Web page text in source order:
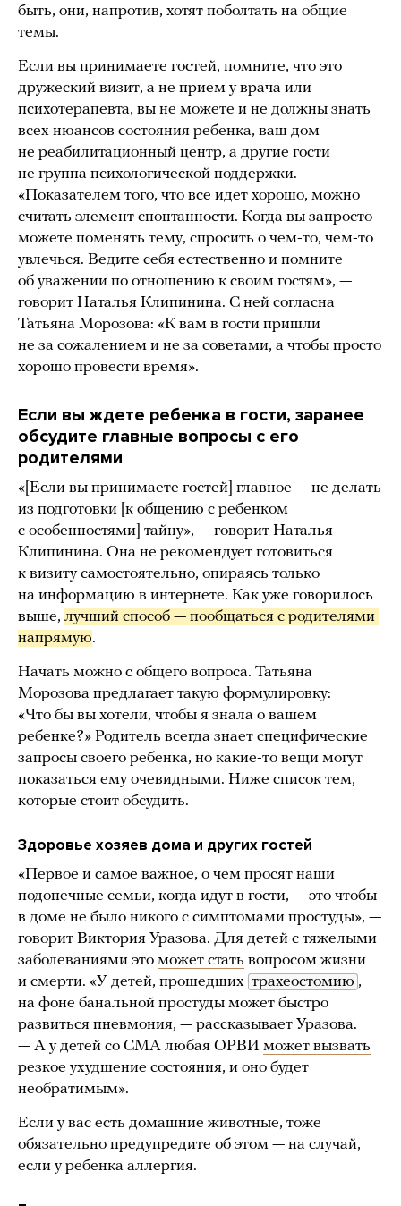
быть, они, напротив, хотят поболтать на общие
темы.
Если вы принимаете гостей, помните, что это
дружеский визит, а не прием у врача или
психотерапевта, вы не можете и не должны знать
всех нюансов состояния ребенка, ваш дом
не реабилитационный центр, а другие гости
не группа психологической поддержки.
«Показателем того, что все идет хорошо, можно
считать элемент спонтанности. Когда вы запросто
можете поменять тему, спросить о чем-то, чем-то
увлечься. Ведите себя естественно и помните
об уважении по отношению к своим гостям», —
говорит Наталья Клипинина. С ней согласна
Татьяна Морозова: «К вам в гости пришли
не за сожалением и не за советами, а чтобы просто
хорошо провести время».
Если вы ждете ребенка в гости, заранее
обсудите главные вопросы с его
родителями
«[Если вы принимаете гостей] главное — не делать
из подготовки [к общению с ребенком
с особенностями] тайну», — говорит Наталья
Клипинина. Она не рекомендует готовиться
к визиту самостоятельно, опираясь только
на информацию в интернете. Как уже говорилось
выше, лучший способ — пообщаться с родителями
напрямую.
Начать можно с общего вопроса. Татьяна
Морозова предлагает такую формулировку:
«Что бы вы хотели, чтобы я знала о вашем
ребенке?» Родитель всегда знает специфические
запросы своего ребенка, но какие-то вещи могут
показаться ему очевидными. Ниже список тем,
которые стоит обсудить.
Здоровье хозяев дома и других гостей
«Первое и самое важное, о чем просят наши
подопечные семьи, когда идут в гости, — это чтобы
в доме не было никого с симптомами простуды», —
говорит Виктория Уразова. Для детей с тяжелыми
заболеваниями это может стать вопросом жизни
и смерти. «У детей, прошедших трахеостомию ,
на фоне банальной простуды может быстро
развиться пневмония, — рассказывает Уразова.
— А у детей со СМА любая ОРВИ может вызвать
резкое ухудшение состояния, и оно будет
необратимым».
Если у вас есть домашние животные, тоже
обязательно предупредите об этом — на случай,
если у ребенка аллергия.